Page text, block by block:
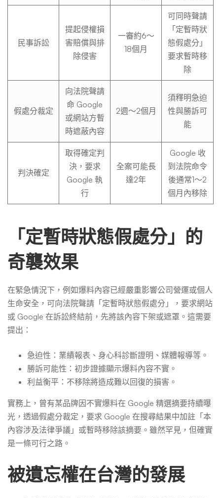
民事訴訟
提起侵權損
害賠償與排
除侵害
一審約6～
18個月
可同時聲請
「定暫時狀
態假處分」
要求暫時移
除
假處分裁定
向法院聲請
命 Google
或網站方暫
時遮蔽內容
2週～2個月
須釋明急迫
性與勝訴可
能
判決確定
取得確定判
決，要求
Google 執
行
全案可能長
達2年
Google 收
到法院命令
後通常1～2
個月內移除
「定暫時狀態假處分」的
奇襲效果
在緊急情況下，例如爆料內容已經嚴重影響公司營運或個人
生命安全，可向法院聲請「定暫時狀態假處分」，要求網站
或 Google 在訴訟終結前，先將該內容下架或遮罩。這需要
提出：
急迫性：業績報表、身心科診斷證明、媒體報導等。
勝訴可能性：初步證據顯示爆料內容不實。
利益衡平：不移除將造成難以回復的損害。
實務上，曾有某品牌因不實爆料在 Google 精選摘要持續曝
光，透過假處分裁定，要求 Google 在搜尋結果中加註「本
內容涉及法律爭議」或暫時移除該摘要。雖然罕見，但確實
是一條可行之路。
被遺忘權在台灣的發展